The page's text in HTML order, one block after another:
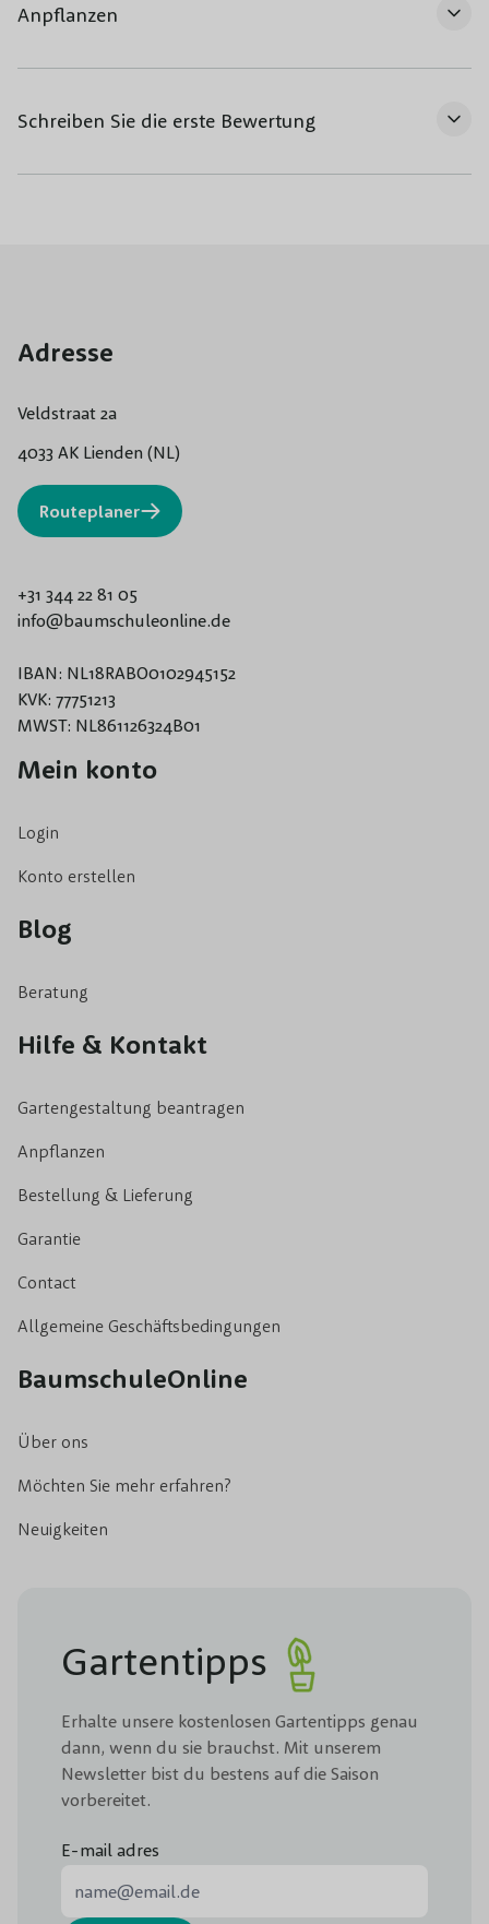
Anpflanzen
Schreiben Sie die erste Bewertung
Adresse
Veldstraat 2a
4033 AK Lienden (NL)
Routeplaner
+31 344 22 81 05
info@baumschuleonline.de
IBAN: NL18RABO0102945152
KVK: 77751213
MWST: NL861126324B01
Mein konto
Login
Konto erstellen
Blog
Beratung
Hilfe & Kontakt
Gartengestaltung beantragen
Anpflanzen
Bestellung & Lieferung
Garantie
Contact
Allgemeine Geschäftsbedingungen
BaumschuleOnline
Über ons
Möchten Sie mehr erfahren?
Neuigkeiten
Gartentipps
Erhalte unsere kostenlosen Gartentipps genau
dann, wenn du sie brauchst. Mit unserem
Newsletter bist du bestens auf die Saison
vorbereitet.
E-mail adres